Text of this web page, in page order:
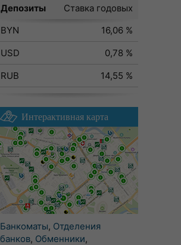
Депозиты
Ставка годовых
BYN
16,06 %
USD
0,78 %
RUB
14,55 %
Интерактивная карта
Банкоматы, Отделения
банков, Обменники,